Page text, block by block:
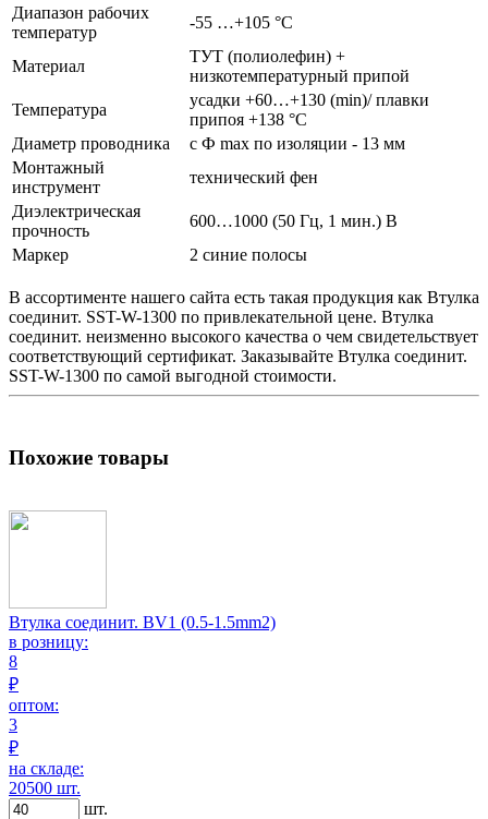
Диапазон рабочих
температур
-55 …+105 °С
Материал
ТУТ (полиолефин) +
низкотемпературный припой
Температура
усадки +60…+130 (min)/ плавки
припоя +138 °С
Диаметр проводника
с Ф max по изоляции - 13 мм
Монтажный
инструмент
технический фен
Диэлектрическая
прочность
600…1000 (50 Гц, 1 мин.) В
Маркер
2 синие полосы
В ассортименте нашего сайта есть такая продукция как Втулка
соединит. SST-W-1300 по привлекательной цене. Втулка
соединит. неизменно высокого качества о чем свидетельствует
соответствующий сертификат. Заказывайте Втулка соединит.
SST-W-1300 по самой выгодной стоимости.
Похожие товары
Втулка соединит. BV1 (0.5-1.5mm2)
в розницу:
8
₽
оптом:
3
₽
на складе:
20500 шт.
шт.